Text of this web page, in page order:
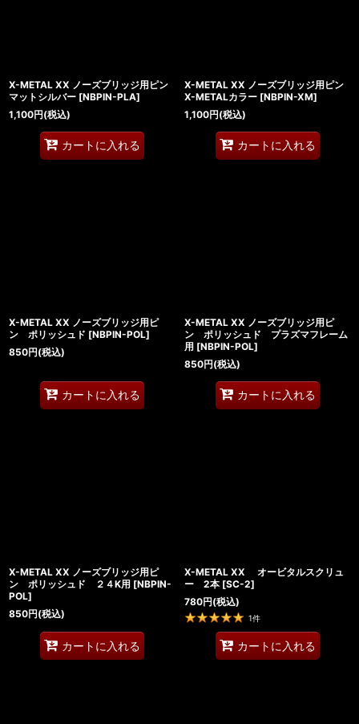
X-METAL XX ノーズブリッジ用ピン
マットシルバー [NBPIN-PLA]
1,100円(税込)
カートに入れる
X-METAL XX ノーズブリッジ用ピン
X-METALカラー [NBPIN-XM]
1,100円(税込)
カートに入れる
X-METAL XX ノーズブリッジ用ピ
ン ポリッシュド [NBPIN-POL]
850円(税込)
カートに入れる
X-METAL XX ノーズブリッジ用ピ
ン ポリッシュド プラズマフレーム
用 [NBPIN-POL]
850円(税込)
カートに入れる
X-METAL XX ノーズブリッジ用ピ
ン ポリッシュド ２４K用 [NBPIN-
POL]
850円(税込)
カートに入れる
X-METAL XX オービタルスクリュ
ー 2本 [SC-2]
780円(税込)
1件
カートに入れる